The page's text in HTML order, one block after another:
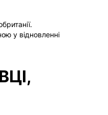
у відновленні